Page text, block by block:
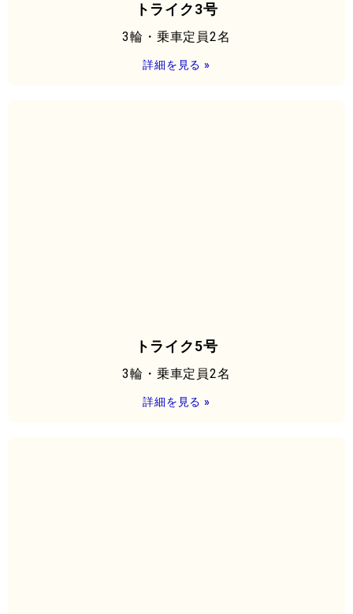
トライク3号
3輪・乗車定員2名
詳細を見る »
トライク5号
3輪・乗車定員2名
詳細を見る »